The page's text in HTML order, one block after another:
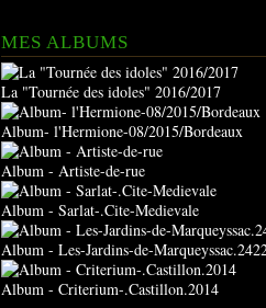
MES ALBUMS
La "Tournée des idoles" 2016/2017
Album- l'Hermione-08/2015/Bordeaux
Album - Artiste-de-rue
Album - Sarlat-.Cite-Medievale
Album - Les-Jardins-de-
Album - Criterium-.Castillon.2014